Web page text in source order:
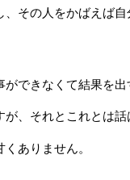
その人をかばえば
できなくて結果を
、それとこれとは話
ありません。